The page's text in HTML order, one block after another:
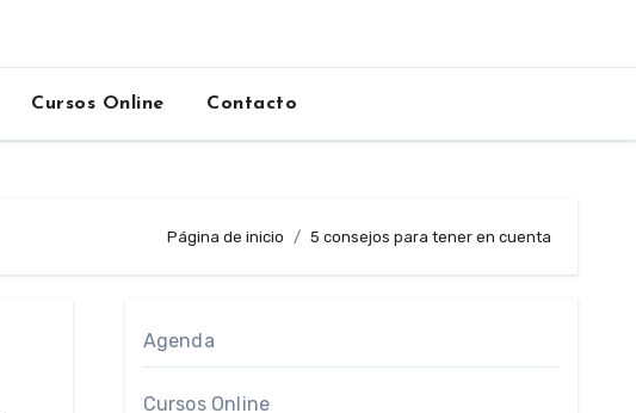
Cursos Online Contacto
Página de inicio 5 consejos para tener en cuenta
Agenda
Cursos Online